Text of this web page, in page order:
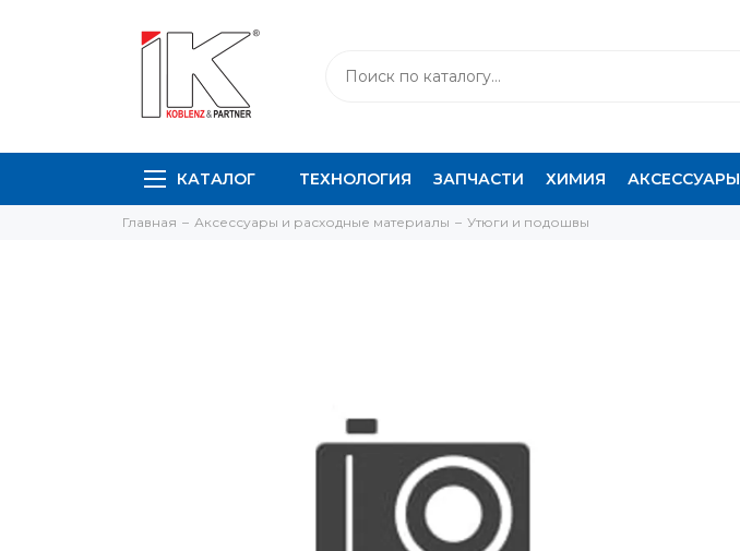
КАТАЛОГ ТЕХНОЛОГИЯ ЗАПЧАСТИ ХИМИЯ АКСЕССУАРЫ
Главная Аксессуары и расходные материалы Утюги и подошвы